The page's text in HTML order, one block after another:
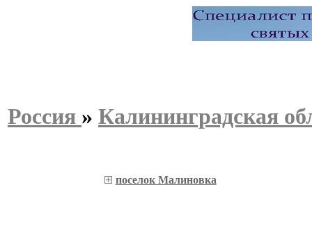
Россия » Калининградская
поселок Малиновка